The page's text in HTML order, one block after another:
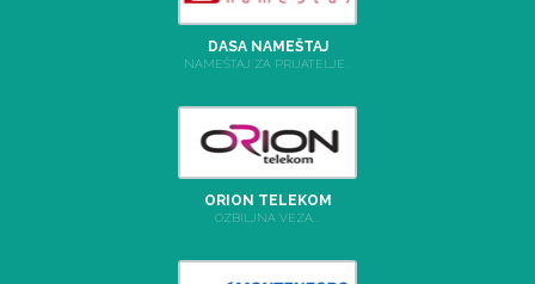
DASA NAMEŠTAJ
NAMEŠTAJ ZA PRIJATELJE...
ORION TELEKOM
OZBILJNA VEZA...